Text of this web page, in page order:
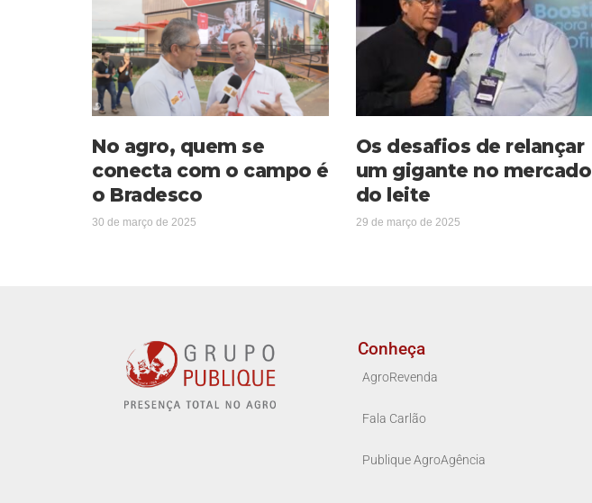
No agro, quem se
conecta com o campo é
o Bradesco
30 de março de 2025
Os desafios de relançar
um gigante no mercado
do leite
29 de março de 2025
Conheça
AgroRevenda
Fala Carlão
Publique AgroAgência